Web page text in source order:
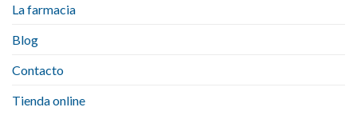
La farmacia
Blog
Contacto
Tienda online